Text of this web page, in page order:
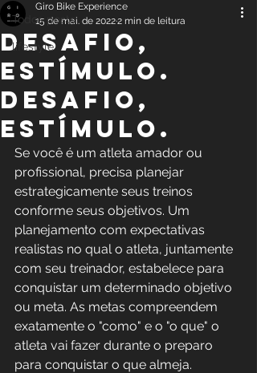
Todos posts
lifestyle
Desafio,
estímulo.
Desafio,
estímulo.
Giro Bike Experience
15 de mai. de 20222 min de leitura
Se você é um atleta amador ou
profissional, precisa planejar
estrategicamente seus treinos
conforme seus objetivos. Um
planejamento com expectativas
realistas no qual o atleta, juntamente
com seu treinador, estabelece para
conquistar um determinado objetivo
ou meta. As metas compreendem
exatamente o "como" e o "o que" o
atleta vai fazer durante o preparo
para conquistar o que almeja.